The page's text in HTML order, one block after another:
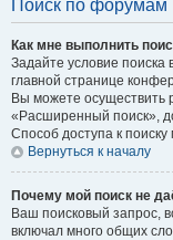
Поиск по форумам
Как мне выполнить
Задайте условие
главной странице
Вы можете осуществить
«Расширенный поиск»,
Способ доступа к
Вернуться к началу
Почему мой поиск не
Ваш поисковый запрос,
включал много общих